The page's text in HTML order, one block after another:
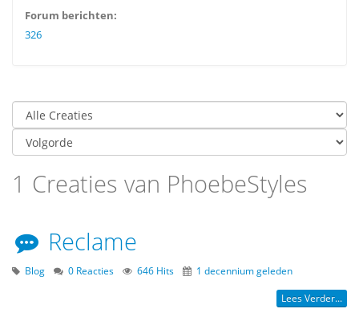
Forum berichten:
326
1 Creaties van PhoebeStyles
Reclame
Blog 0 Reacties 646 Hits 1 decennium geleden
Lees Verder...